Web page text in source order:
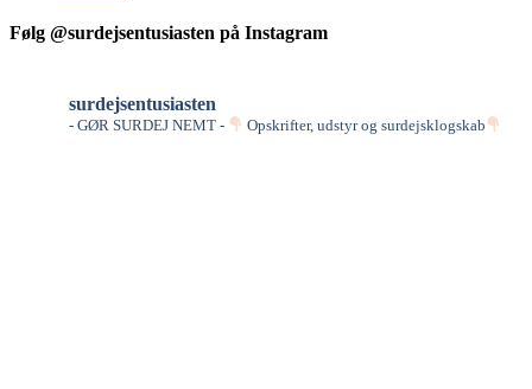
Følg @surdejsentusiasten på Instagram
surdejsentusiasten
- GØR SURDEJ NEMT - Opskrifter, udstyr og surdejsklogskab